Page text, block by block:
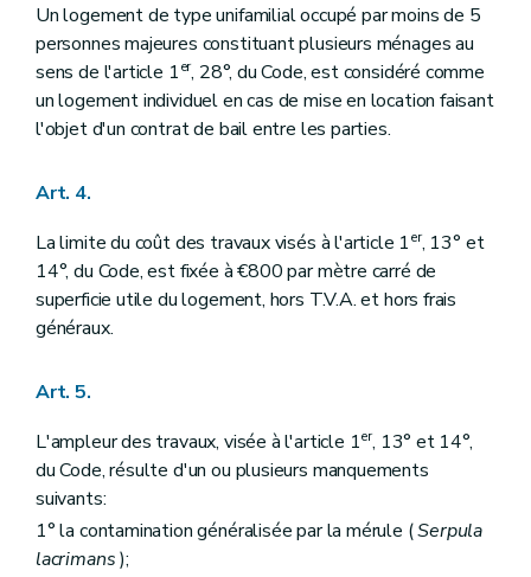
Un logement de type unifamilial occupé par moins de 5
personnes majeures constituant plusieurs ménages au
sens de l'article 1er, 28°, du Code, est considéré comme
un logement individuel en cas de mise en location faisant
l'objet d'un contrat de bail entre les parties.
Art. 4.
La limite du coût des travaux visés à l'article 1er, 13° et
14°, du Code, est fixée à €800 par mètre carré de
superficie utile du logement, hors T.V.A. et hors frais
généraux.
Art. 5.
L'ampleur des travaux, visée à l'article 1er, 13° et 14°,
du Code, résulte d'un ou plusieurs manquements
suivants:
1° la contamination généralisée par la mérule (Serpula
lacrimans);